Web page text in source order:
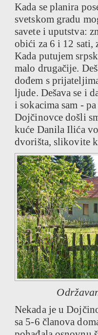
Kada se planira
svetskom gradu
savete i uputstva:
obići za 6 i 12 sati,
Kada putujem
malo drugačije.
dođem s
ljude. Dešava se i
i sokacima sam -
Dojčinovce došli
kuće Danila Ilića
dvorišta, slikovite
Nekada je u
sa 5-6 članova